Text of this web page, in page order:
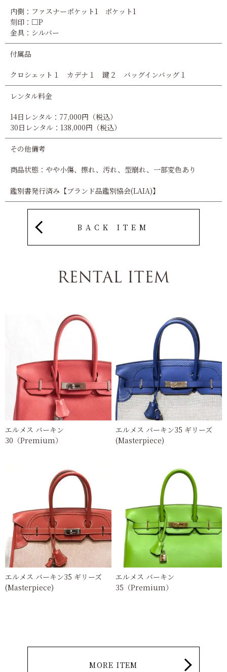
内側：ファスナーポケット1 ポケット1
刻印：□P
金具：シルバー
付属品
クロシェット１ カデナ１ 鍵２ バッグインバッグ１
レンタル料金
14日レンタル：77,000円（税込）
30日レンタル：138,000円（税込）
その他備考
商品状態：やや小傷、擦れ、汚れ、型崩れ、一部変色あり
鑑別書発行済み【ブランド品鑑別協会(LAIA)】
BACK ITEM
RENTAL ITEM
エルメス バーキン
30（Premium）
エルメス バーキン35 ギリーズ
(Masterpiece)
エルメス バーキン35 ギリーズ
(Masterpiece)
エルメス バーキン
35（Premium）
MORE ITEM